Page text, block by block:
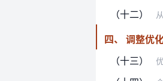
（十二）
四、 调整优
（十三）